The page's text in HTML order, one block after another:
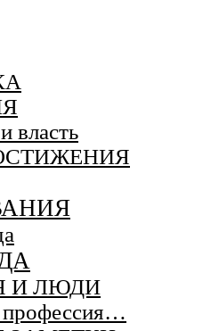
власть
И ЛЮДИ
профессия…